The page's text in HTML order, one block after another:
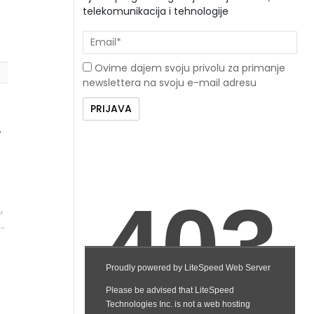
telekomunikacija i tehnologije
Ovime dajem svoju privolu za primanje
newslettera na svoju e-mail adresu